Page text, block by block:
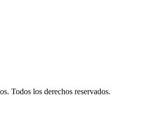
Todos los derechos reservados.